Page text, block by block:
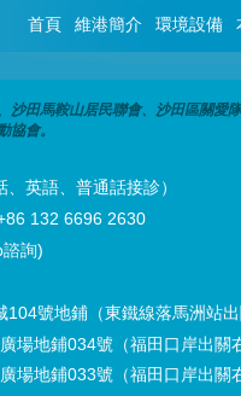
首頁 維港簡介 環境設備
田馬鞍山居民聯會、沙田區關
協會。
英語、普通話接診）
132 6696 2630
詢)
號地鋪（東鐵線落馬洲站出
場地鋪034號（福田口岸出關
場地鋪033號（福田口岸出關